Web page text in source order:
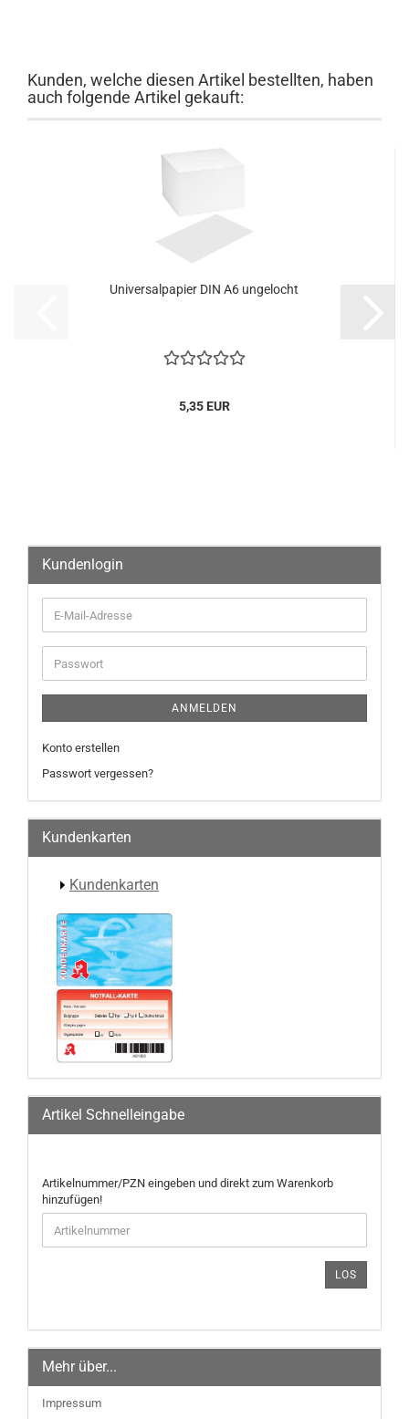
Kunden, welche diesen Artikel bestellten, haben
auch folgende Artikel gekauft:
Universalpapier DIN A6 ungelocht
5,35 EUR
Kundenlogin
E-
Mail-
Adresse
Passwort
ANMELDEN
Konto erstellen
Passwort vergessen?
Kundenkarten
Kundenkarten
Artikel Schnelleingabe
ARTIKELNUMMER/PZN
EINGEBEN
UND
DIREKT
ZUM
Artikelnummer/PZN eingeben und direkt zum Warenkorb
hinzufügen!
LOS
Mehr über...
Impressum